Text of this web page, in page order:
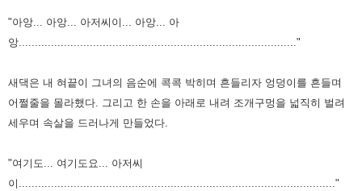
"아앙... 아앙... 아저씨이... 아앙... 아
앙......................................................................................"
새댁은 내 혀끝이 그녀의 음순에 콕콕 박히며 흔들리자 엉덩이를 흔들며
어쩔줄을 몰라했다. 그리고 한 손을 아래로 내려 조개구멍을 넓직히 벌려
세우며 속살을 드러나게 만들었다.
"여기도... 여기도요... 아저씨
이.................................................................................................."